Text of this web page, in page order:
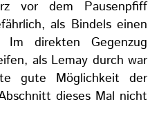
vor dem Pausenpfiff
als Bindels einen
Im direkten Gegenzug
als Lemay durch war
gute Möglichkeit der
dieses Mal nicht